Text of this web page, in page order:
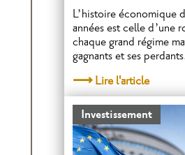
L’histoire économique
années est celle d’une
chaque grand régime
gagnants et ses
Lire l'article
Investissement